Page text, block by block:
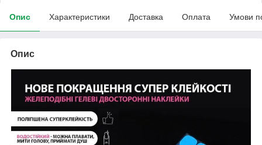
Опис Характеристики Доставка Оплата Умови
Опис